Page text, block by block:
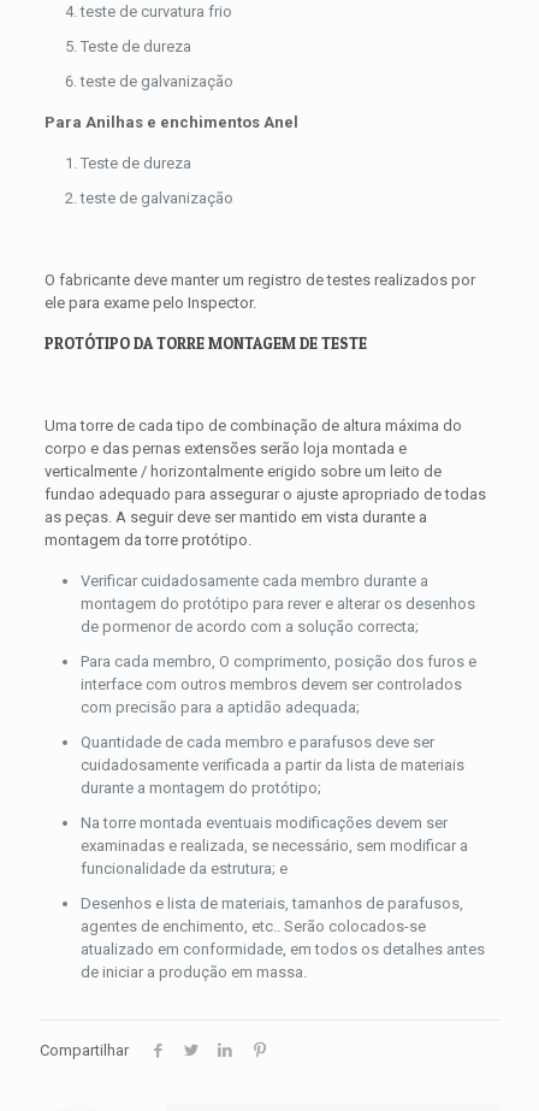
teste de curvatura frio
Teste de dureza
teste de galvanização
Para Anilhas e enchimentos Anel
Teste de dureza
teste de galvanização
O fabricante deve manter um registro de testes realizados por
ele para exame pelo Inspector.
PROTÓTIPO DA TORRE MONTAGEM DE TESTE
Uma torre de cada tipo de combinação de altura máxima do
corpo e das pernas extensões serão loja montada e
verticalmente / horizontalmente erigido sobre um leito de
fundao adequado para assegurar o ajuste apropriado de todas
as peças. A seguir deve ser mantido em vista durante a
montagem da torre protótipo.
Verificar cuidadosamente cada membro durante a
montagem do protótipo para rever e alterar os desenhos
de pormenor de acordo com a solução correcta;
Para cada membro, O comprimento, posição dos furos e
interface com outros membros devem ser controlados
com precisão para a aptidão adequada;
Quantidade de cada membro e parafusos deve ser
cuidadosamente verificada a partir da lista de materiais
durante a montagem do protótipo;
Na torre montada eventuais modificações devem ser
examinadas e realizada, se necessário, sem modificar a
funcionalidade da estrutura; e
Desenhos e lista de materiais, tamanhos de parafusos,
agentes de enchimento, etc.. Serão colocados-se
atualizado em conformidade, em todos os detalhes antes
de iniciar a produção em massa.
Compartilhar